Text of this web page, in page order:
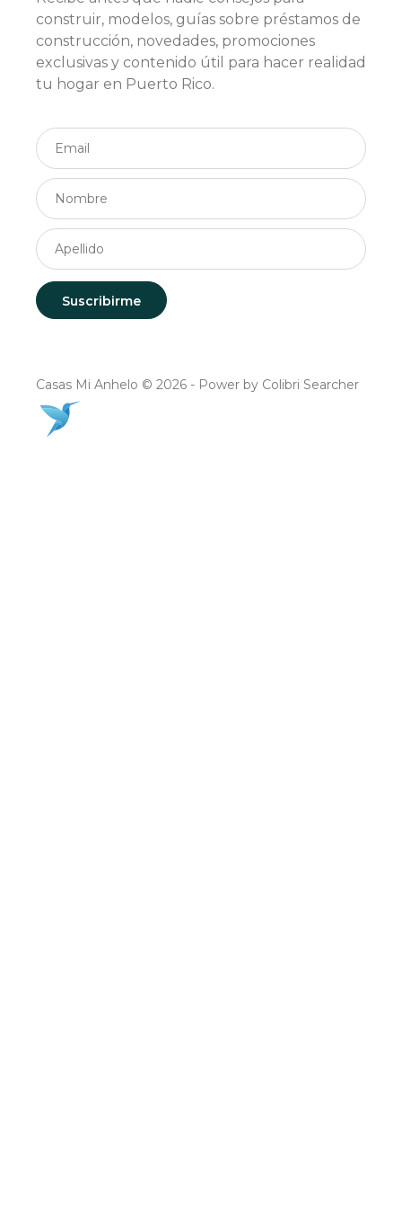
construir, modelos, guías sobre préstamos de
construcción, novedades, promociones
exclusivas y contenido útil para hacer realidad
tu hogar en Puerto Rico.
Casas Mi Anhelo © 2026 - Power by Colibri Searcher